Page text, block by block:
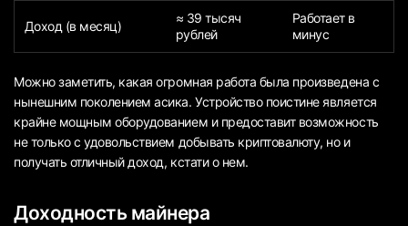
Доход (в месяц)
≈ 39 тысяч
рублей
Работает в
минус
Можно заметить, какая огромная работа была произведена с
нынешним поколением асика. Устройство поистине является
крайне мощным оборудованием и предоставит возможность
не только с удовольствием добывать криптовалюту, но и
получать отличный доход, кстати о нем.
Доходность майнера